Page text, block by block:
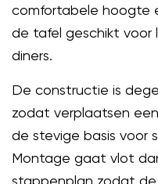
comfortabele hoogte
de tafel geschikt voor
diners.
De constructie is
zodat verplaatsen
de stevige basis voor
Montage gaat vlot
stappenplan zodat